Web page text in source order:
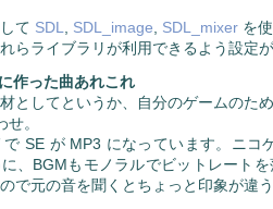
て SDL SDL_image SDL_mixer を
らライブラリが利用できるよう設定
作った曲あれこれ
としてというか、自分のゲームのた
。
で SE が MP3 になっています。ニコ
、BGMもモノラルでビットレート
で元の音を聞くとちょっと印象が違